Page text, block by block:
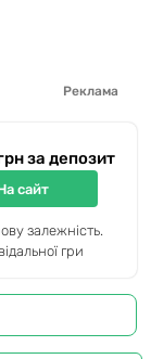
Реклама
за депозит
сайт
залежність.
гри